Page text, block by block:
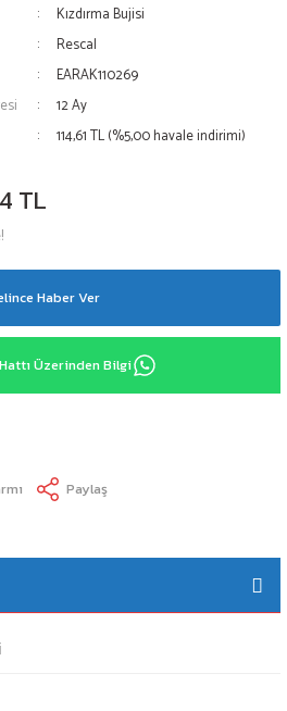
Kızdırma Bujisi
Rescal
EARAK110269
12 Ay
114,61 TL (%5,00 havale indirimi)
TL
Haber Ver
Üzerinden Bilgi
Paylaş